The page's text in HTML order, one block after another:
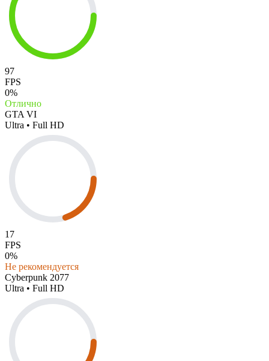
97
FPS
0%
Отлично
GTA VI
Ultra • Full HD
17
FPS
0%
Не рекомендуется
Cyberpunk 2077
Ultra • Full HD